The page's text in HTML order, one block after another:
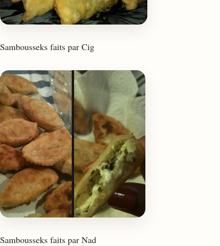
Sambousseks faits par Cig
Sambousseks faits par Nad